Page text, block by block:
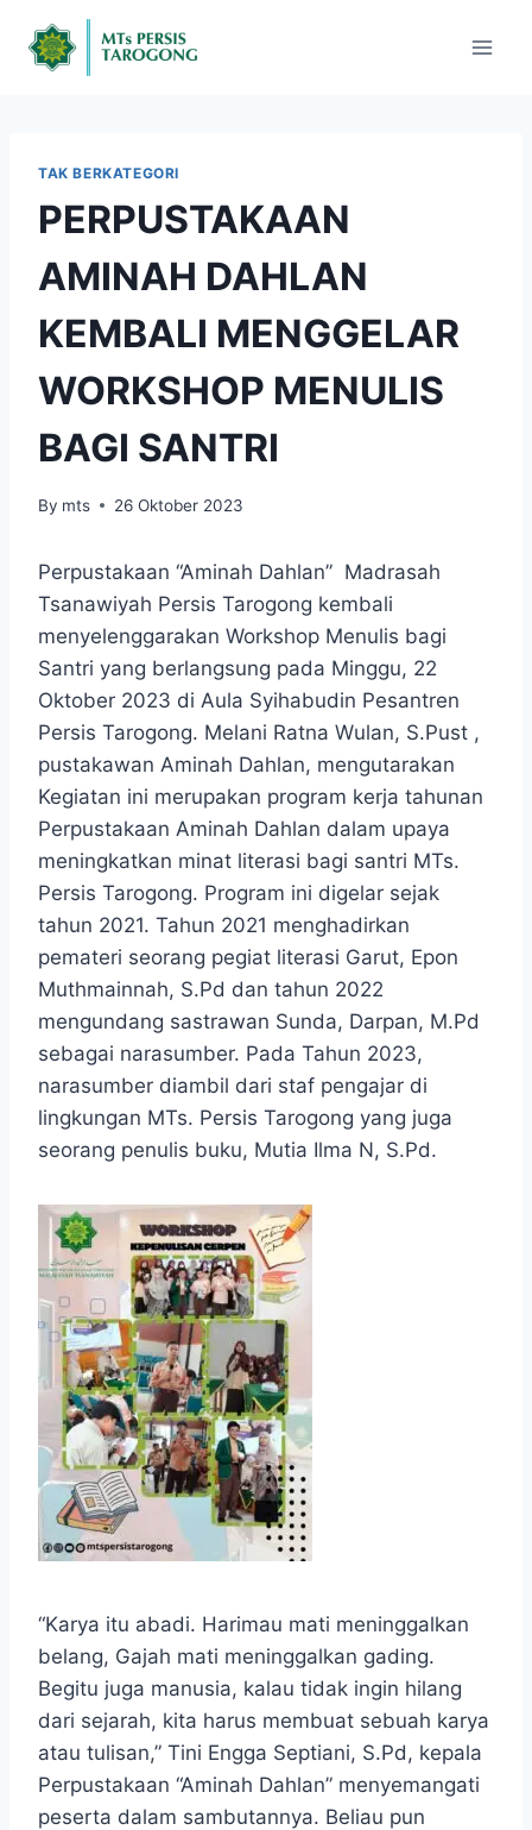
TAK BERKATEGORI
PERPUSTAKAAN
AMINAH DAHLAN
KEMBALI MENGGELAR
WORKSHOP MENULIS
BAGI SANTRI
By mts 26 Oktober 2023
Perpustakaan “Aminah Dahlan” Madrasah
Tsanawiyah Persis Tarogong kembali
menyelenggarakan Workshop Menulis bagi
Santri yang berlangsung pada Minggu, 22
Oktober 2023 di Aula Syihabudin Pesantren
Persis Tarogong. Melani Ratna Wulan, S.Pust ,
pustakawan Aminah Dahlan, mengutarakan
Kegiatan ini merupakan program kerja tahunan
Perpustakaan Aminah Dahlan dalam upaya
meningkatkan minat literasi bagi santri MTs.
Persis Tarogong. Program ini digelar sejak
tahun 2021. Tahun 2021 menghadirkan
pemateri seorang pegiat literasi Garut, Epon
Muthmainnah, S.Pd dan tahun 2022
mengundang sastrawan Sunda, Darpan, M.Pd
sebagai narasumber. Pada Tahun 2023,
narasumber diambil dari staf pengajar di
lingkungan MTs. Persis Tarogong yang juga
seorang penulis buku, Mutia Ilma N, S.Pd.
“Karya itu abadi. Harimau mati meninggalkan
belang, Gajah mati meninggalkan gading.
Begitu juga manusia, kalau tidak ingin hilang
dari sejarah, kita harus membuat sebuah karya
atau tulisan,” Tini Engga Septiani, S.Pd, kepala
Perpustakaan “Aminah Dahlan” menyemangati
peserta dalam sambutannya. Beliau pun